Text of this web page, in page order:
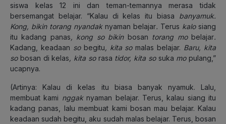
siswa kelas 12 ini dan teman-temannya merasa tidak
bersemangat belajar. “Kalau di kelas itu biasa banyamuk.
Kong, bikin torang nyandak nyaman belajar. Terus kalo siang
itu kadang panas, kong so bikin bosan torang mo belajar.
Kadang, keadaan so begitu, kita so malas belajar. Baru, kita
so bosan di kelas, kita so rasa tidor, kita so suka mo pulang,”
ucapnya.
(Artinya: Kalau di kelas itu biasa banyak nyamuk. Lalu,
membuat kami nggaknyaman belajar. Terus, kalau siang itu
kadang panas, lalu membuat kami bosan mau belajar. Kalau
keadaan sudah begitu, aku sudah malas belajar. Terus, bosan